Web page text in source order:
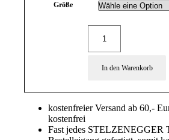
Größe
In den Warenkorb
kostenfreier Versand ab 60,-
kostenfrei
Fast jedes STELZENEGGER